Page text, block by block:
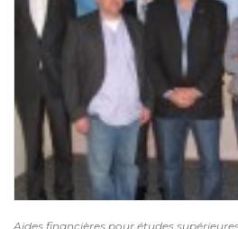
Aides financières pour études